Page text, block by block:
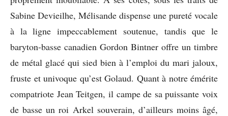
Sabine Devieilhe, Mélisande dispense une pureté vocale
à la ligne impeccablement soutenue, tandis que le
baryton-basse canadien Gordon Bintner offre un timbre
de métal glacé qui sied bien à l’emploi du mari jaloux,
fruste et univoque qu’est Golaud. Quant à notre émérite
compatriote Jean Teitgen, il campe de sa puissante voix
de basse un roi Arkel souverain, d’ailleurs moins âgé,